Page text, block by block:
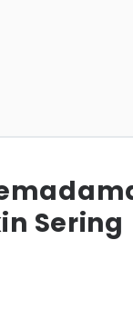
Sering